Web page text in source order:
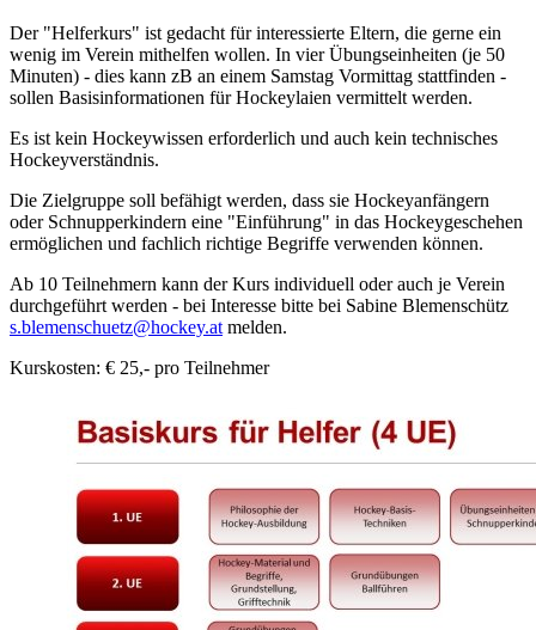
Der "Helferkurs" ist gedacht für interessierte Eltern, die gerne ein
wenig im Verein mithelfen wollen. In vier Übungseinheiten (je 50
Minuten) - dies kann zB an einem Samstag Vormittag stattfinden -
sollen Basisinformationen für Hockeylaien vermittelt werden.
Es ist kein Hockeywissen erforderlich und auch kein technisches
Hockeyverständnis.
Die Zielgruppe soll befähigt werden, dass sie Hockeyanfängern
oder Schnupperkindern eine "Einführung" in das Hockeygeschehen
ermöglichen und fachlich richtige Begriffe verwenden können.
Ab 10 Teilnehmern kann der Kurs individuell oder auch je Verein
durchgeführt werden - bei Interesse bitte bei Sabine Blemenschütz
s.blemenschuetz@hockey.at melden.
Kurskosten: € 25,- pro Teilnehmer